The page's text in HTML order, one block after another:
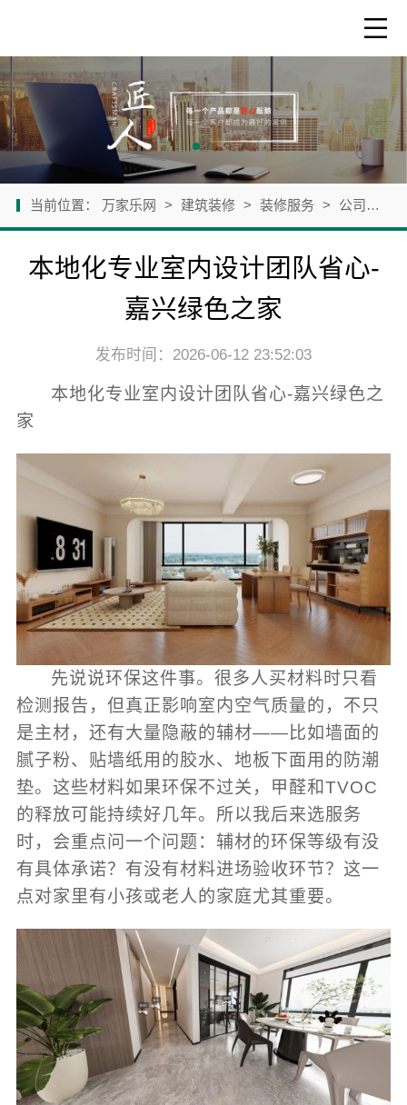
当前位置： 万家乐网 > 建筑装修 > 装修服务 > 公司新闻
本地化专业室内设计团队省心-
嘉兴绿色之家
发布时间：2026-06-12 23:52:03
本地化专业室内设计团队省心-嘉兴绿色之
家
先说说环保这件事。很多人买材料时只看
检测报告，但真正影响室内空气质量的，不只
是主材，还有大量隐蔽的辅材——比如墙面的
腻子粉、贴墙纸用的胶水、地板下面用的防潮
垫。这些材料如果环保不过关，甲醛和TVOC
的释放可能持续好几年。所以我后来选服务
时，会重点问一个问题：辅材的环保等级有没
有具体承诺？有没有材料进场验收环节？这一
点对家里有小孩或老人的家庭尤其重要。